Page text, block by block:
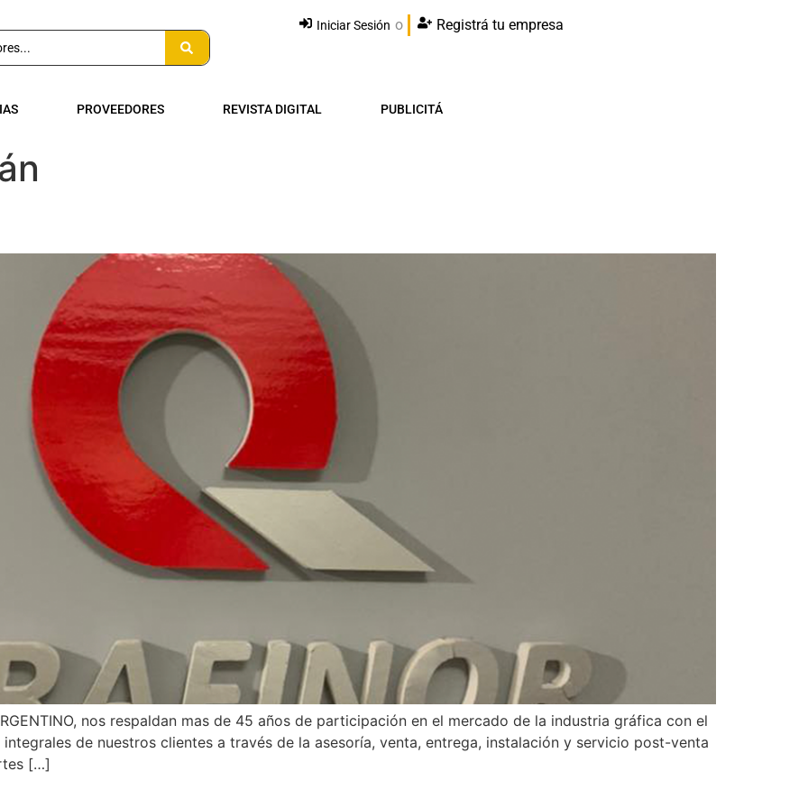
Iniciar Sesión o Registrá tu empresa
PROVEEDORES REVISTA DIGITAL PUBLICITÁ
nos respaldan mas de 45 años de participación en el mercado de la industria gráfica con el
de nuestros clientes a través de la asesoría, venta, entrega, instalación y servicio post-venta
[…]